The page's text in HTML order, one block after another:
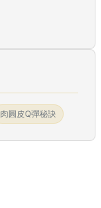
肉圓皮Q彈秘訣